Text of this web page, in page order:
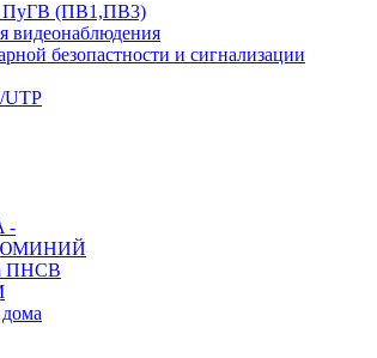
ПуГВ (ПВ1,ПВ3)
видеонаблюдения
безопастности и сигнализации
UTP
-
ПНСВ